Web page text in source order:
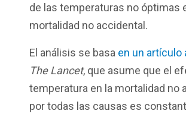
de las temperaturas no óptimas
mortalidad no accidental.
El análisis se basa en un artículo
The Lancet, que asume que el
temperatura en la mortalidad no
por todas las causas es